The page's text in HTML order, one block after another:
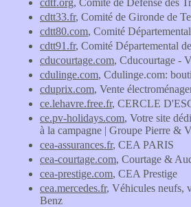
cdtf.org, Comité de Défense des
cdtt33.fr, Comité de Gironde de
cdtt80.com, Comité
cdtt91.fr, Comité Départemental
cducourtage.com, Cducourtage -
cdulinge.com, Cdulinge.com:
cduprix.com, Vente
ce.lehavre.free.fr, CERCLE
ce.pv-holidays.com, Votre site
à la campagne | Groupe Pierre &
cea-assurances.fr, CEA PARIS
cea-courtage.com, Courtage &
cea-prestige.com, CEA Prestige
cea.mercedes.fr, Véhicules neufs,
Benz